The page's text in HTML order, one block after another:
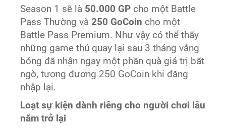
Season 1 sẽ là 50.000 GP cho một Battle
Pass Thường và250 GoCoin cho một
Battle Pass Premium. Như vậy có thể thấy
những game thủ quay lại sau 3 tháng vắng
bóng đã nhận ngay một phần quà giá trị bất
ngờ, tương đương 250 GoCoin khi đăng
nhập lại.
Loạt sự kiện dành riêng cho người chơi lâu
năm trở lại